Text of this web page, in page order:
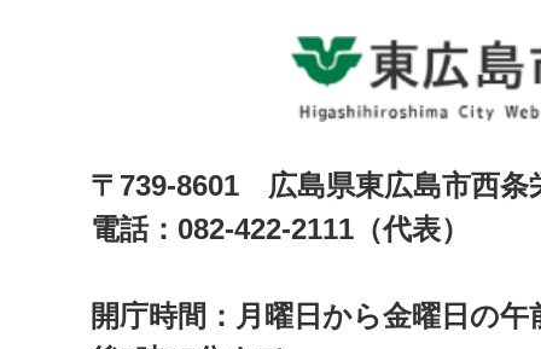
〒739-8601 広島県東広島市西
電話：082-422-2111（代表）
開庁時間：月曜日から金曜日の午